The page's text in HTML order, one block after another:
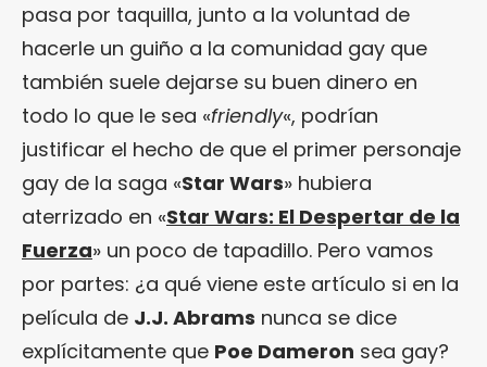
pasa por taquilla, junto a la voluntad de
hacerle un guiño a la comunidad gay que
también suele dejarse su buen dinero en
todo lo que le sea «friendly«, podrían
justificar el hecho de que el primer personaje
gay de la saga «Star Wars» hubiera
aterrizado en «Star Wars: El Despertar de la
Fuerza» un poco de tapadillo. Pero vamos
por partes: ¿a qué viene este artículo si en la
película de J.J. Abrams nunca se dice
explícitamente que Poe Dameron sea gay?